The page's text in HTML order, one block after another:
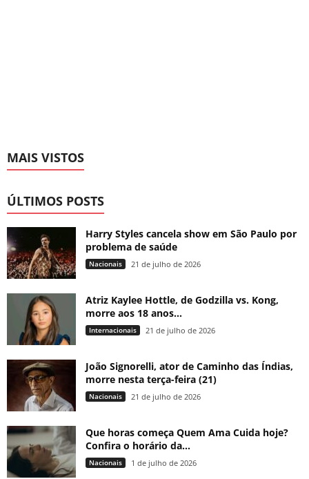
MAIS VISTOS
ÚLTIMOS POSTS
Harry Styles cancela show em São Paulo por
problema de saúde
Nacionais 21 de julho de 2026
Atriz Kaylee Hottle, de Godzilla vs. Kong,
morre aos 18 anos...
Internacionais 21 de julho de 2026
João Signorelli, ator de Caminho das Índias,
morre nesta terça-feira (21)
Nacionais 21 de julho de 2026
Que horas começa Quem Ama Cuida hoje?
Confira o horário da...
Nacionais 1 de julho de 2026